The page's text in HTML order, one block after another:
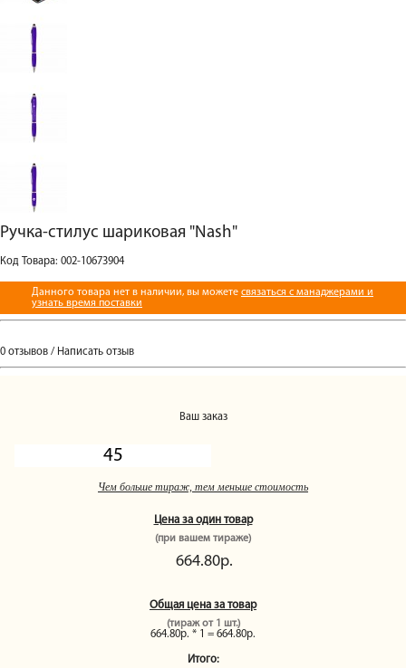
Ручка-стилус шариковая "Nash"
Код Товара: 002-10673904
Данного товара нет в наличии, вы можете связаться с манаджерами и
узнать время поставки
0 отзывов / Написать отзыв
Ваш заказ
Чем больше тираж, тем меньше стоимость
Цена за один товар
(при вашем тираже)
664.80р.
Общая цена за товар
(тираж от 1 шт.)
664.80р. * 1 = 664.80р.
Итого: